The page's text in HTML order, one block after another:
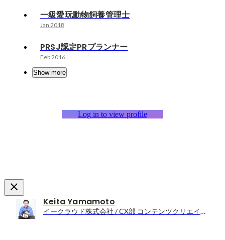
一級愛玩動物飼養管理士
Jan 2018
PRSJ認定PRプランナー
Feb 2016
Show more
Log in to view profile
Keita Yamamoto
イークラウド株式会社 / CX部 コンテンツクリエイター / 広報・PR